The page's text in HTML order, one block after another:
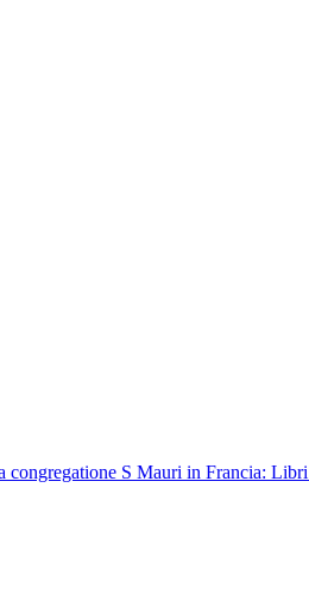
S Mauri in Francia: